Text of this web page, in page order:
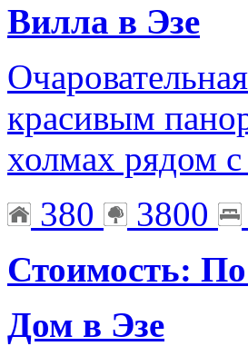
Вилла в Эзе
красивым
холмах рядом
380
3800
Стоимость: По
Дом в Эзе